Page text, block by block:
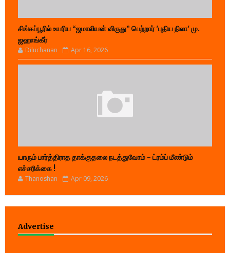
சிங்கப்பூரில் உயரிய “ஜமாலியன் விருது” பெற்றார் 'புதிய நிலா' மு.
ஜஹாங்கீர்
Diluchanan Apr 16, 2026
யாரும் பார்த்திராத தாக்குதலை நடத்துவோம் - ட்ரம்ப் மீண்டும்
எச்சரிக்கை !
Thanoshan Apr 09, 2026
Advertise